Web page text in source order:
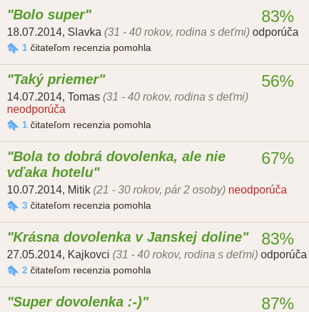
Bolo super
18.07.2014, Slavka (31 - 40 rokov, rodina s deťmi) odporúča
1 čitateľom recenzia pomohla
83%
Taký priemer
14.07.2014, Tomas (31 - 40 rokov, rodina s deťmi)
neodporúča
1 čitateľom recenzia pomohla
56%
Bola to dobrá dovolenka, ale nie
vďaka hotelu
10.07.2014, Mitik (21 - 30 rokov, pár 2 osoby) neodporúča
3 čitateľom recenzia pomohla
67%
Krásna dovolenka v Janskej doline
27.05.2014, Kajkovci (31 - 40 rokov, rodina s deťmi) odporúča
2 čitateľom recenzia pomohla
83%
Super dovolenka :-) 87%